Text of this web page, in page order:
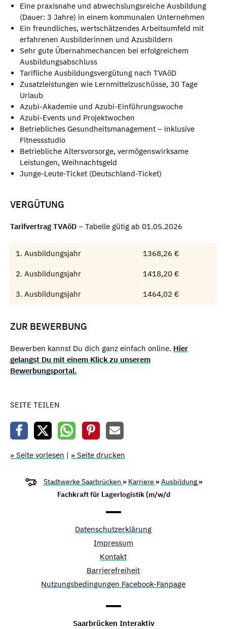
Eine praxisnahe und abwechslungsreiche Ausbildung
(Dauer: 3 Jahre) in einem kommunalen Unternehmen
Ein freundliches, wertschätzendes Arbeitsumfeld mit
erfahrenen Ausbilderinnen und Azusbildern
Sehr gute Übernahmechancen bei erfolgreichem
Ausbildungsabschluss
Tarifliche Ausbildungsvergütung nach TVAöD
Zusatzleistungen wie Lernmittelzuschüsse, 30 Tage
Urlaub
Azubi-Akademie und Azubi-Einführungswoche
Azubi-Events und Projektwochen
Betriebliches Gesundheitsmanagement – inklusive
Fitnessstudio
Betriebliche Altersvorsorge, vermögenswirksame
Leistungen, Weihnachtsgeld
Junge-Leute-Ticket (Deutschland-Ticket)
VERGÜTUNG
Tarifvertrag TVAöD – Tabelle gütig ab 01.05.2026
1. Ausbildungsjahr 1368,26 €
2. Ausbildungsjahr 1418,20 €
3. Ausbildungsjahr 1464,02 €
ZUR BEWERBUNG
Bewerben kannst Du dich ganz einfach online. Hier
gelangst Du mit einem Klick zu unserem
Bewerbungsportal.
SEITE TEILEN
» Seite vorlesen | » Seite drucken
Stadtwerke Saarbrücken » Karriere »Ausbildung »
Fachkraft für Lagerlogistik (m/w/d
Datenschutzerklärung
Impressum
Kontakt
Barrierefreiheit
Nutzungsbedingungen Facebook-Fanpage
Saarbrücken Interaktiv